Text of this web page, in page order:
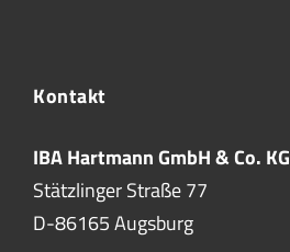
Kontakt
IBA Hartmann GmbH & Co. KG
Stätzlinger Straße 77
D-86165 Augsburg